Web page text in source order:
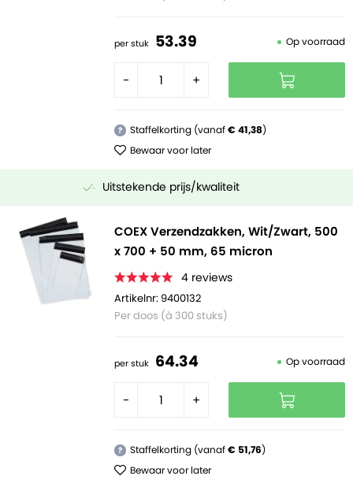
per stuk 53.39 Op voorraad
- +
? Staffelkorting (vanaf€ 41,38)
Bewaar voor later
Uitstekende prijs/kwaliteit
COEX Verzendzakken, Wit/Zwart, 500
x 700 + 50 mm, 65 micron
4 reviews
Artikelnr: 9400132
Per doos (à 300 stuks)
per stuk 64.34 Op voorraad
- +
? Staffelkorting (vanaf€ 51,76)
Bewaar voor later